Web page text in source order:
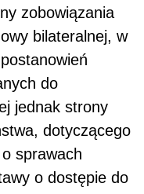
zobowiązania
bilateralnej, w
do
jednak strony
dotyczącego
sprawach
o dostępie do